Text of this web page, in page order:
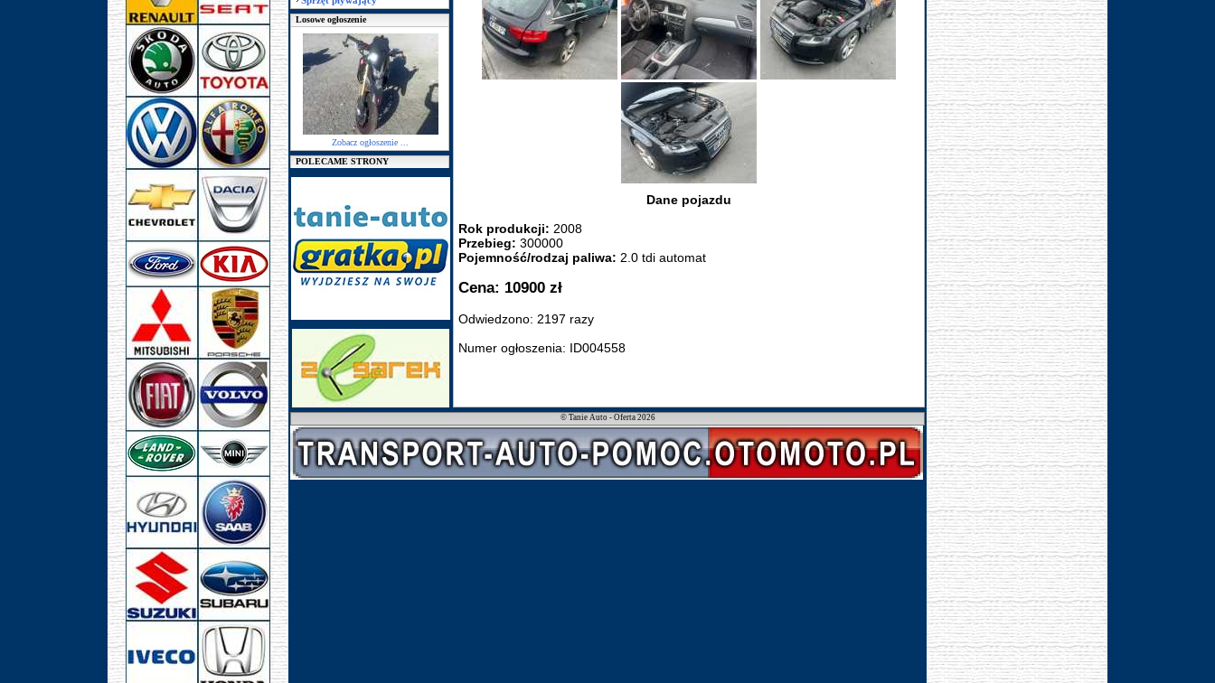
Losowe ogłoszenie
Zobacz ogłoszenie ...
POLECAME STRONY
Dane pojazdu
Rok produkcji: 2008
Przebieg: 300000
Pojemność/rodzaj paliwa: 2.0 tdi automat
Cena: 10900 zł
Odwiedzono: 2197 razy
Numer ogłoszenia: ID004558
© Tanie Auto - Oferta 2026